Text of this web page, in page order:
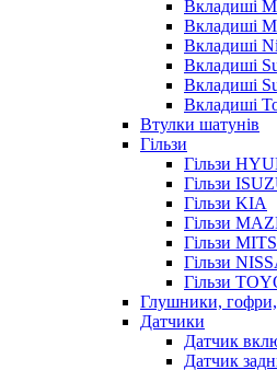
Вкладиші
Вкладиші
Вкладиші
Вкладиші
Вкладиші
Вкладиші
Втулки шатунів
Гільзи
Гільзи
Гільзи
Гільзи KIA
Гільзи
Гільзи
Гільзи
Гільзи
Глушники,
Датчики
Датчик
Датчик